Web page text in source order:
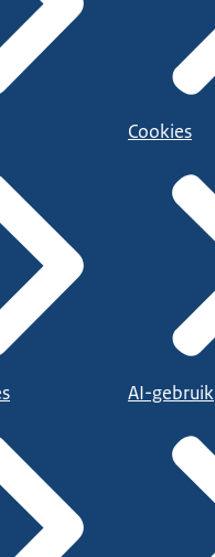
Cookies
AI-gebruik